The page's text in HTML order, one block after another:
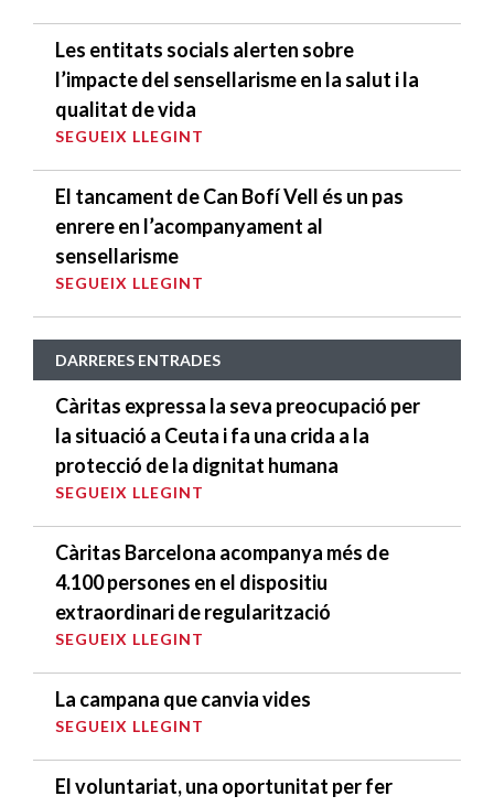
Les entitats socials alerten sobre
l’impacte del sensellarisme en la salut i la
qualitat de vida
SEGUEIX LLEGINT
El tancament de Can Bofí Vell és un pas
enrere en l’acompanyament al
sensellarisme
SEGUEIX LLEGINT
DARRERES ENTRADES
Càritas expressa la seva preocupació per
la situació a Ceuta i fa una crida a la
protecció de la dignitat humana
SEGUEIX LLEGINT
Càritas Barcelona acompanya més de
4.100 persones en el dispositiu
extraordinari de regularització
SEGUEIX LLEGINT
La campana que canvia vides
SEGUEIX LLEGINT
El voluntariat, una oportunitat per fer